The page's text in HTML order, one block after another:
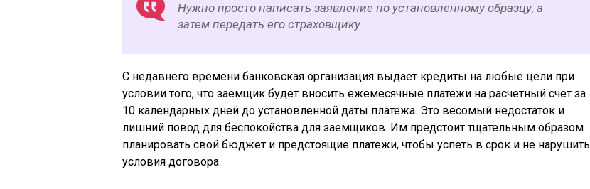
Нужно просто написать заявление по установленному образцу, а
затем передать его страховщику.
С недавнего времени банковская организация выдает кредиты на любые цели при
условии того, что заемщик будет вносить ежемесячные платежи на расчетный счет за
10 календарных дней до установленной даты платежа. Это весомый недостаток и
лишний повод для беспокойства для заемщиков. Им предстоит тщательным образом
планировать свой бюджет и предстоящие платежи, чтобы успеть в срок и не нарушить
условия договора.